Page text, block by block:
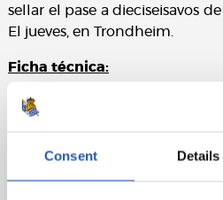
Consent Details
sellar el pase a dieciseisavos
El jueves, en Trondheim.
Ficha técnica:
Girona FC
: Bono, Juanpe,
Real Sociedad: Rulli,